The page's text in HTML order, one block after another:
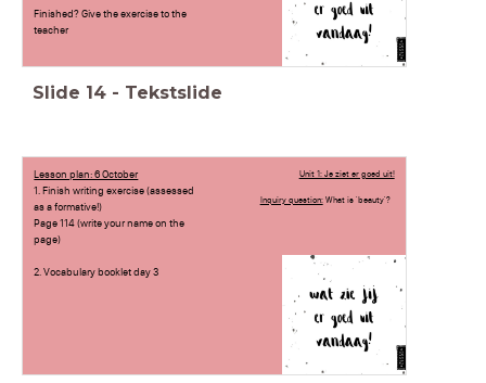
Finished? Give the exercise to the
teacher
Slide 14 - Tekstslide
Lesson plan: 6 October
1. Finish writing exercise (assessed
as a formative!)
Page 114 (write your name on the
page)
2. Vocabulary booklet day 3
Unit 1: Je ziet er goed uit!
Inquiry question:What is 'beauty'?